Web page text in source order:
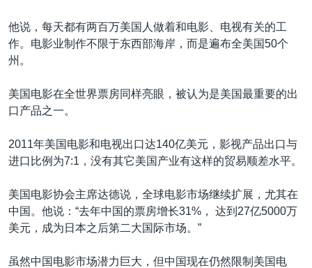
他说，每天都有两百万美国人做着和电影、电视有关的工
作。电影业制作不限于东西部海岸，而是遍布全美国50个
州。
美国电影在全世界票房同样亮眼，被认为是美国最重要的出
口产品之一。
2011年美国电影和电视出口达140亿美元，影视产品出口与
进口比例为7:1，没有其它美国产业有这样的贸易顺差水平。
美国电影协会主席达德说，全球电影市场继续扩展，尤其在
中国。他说：“去年中国的票房增长31%， 达到27亿5000万
美元，成为日本之后第二大国际市场。”
虽然中国电影市场潜力巨大，但中国现在仍然限制美国电